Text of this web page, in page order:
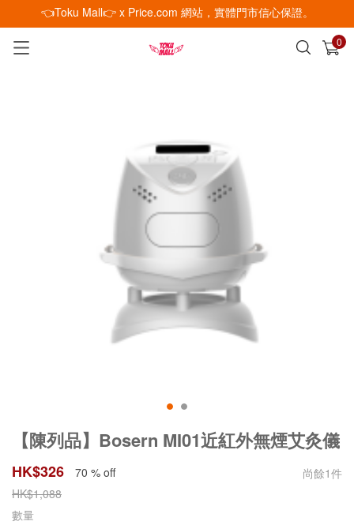
👈Toku Mall👉 x Price.com 網站，實體門市信心保證。
0
已加入購物車 查看
【陳列品】Bosern MI01近紅外無煙艾灸儀
HK$326 70 % off 尚餘1件
HK$1,088
數量